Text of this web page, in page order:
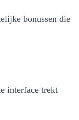
bonussen die
interface trekt